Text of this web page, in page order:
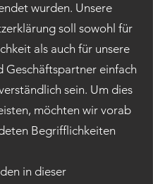
wurden. Unsere
soll sowohl für
als auch für unsere
Geschäftspartner einfach
sein. Um dies
möchten wir vorab
Begrifflichkeiten
in dieser